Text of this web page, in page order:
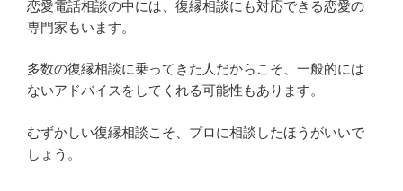
恋愛電話相談の中には、復縁相談にも対応できる恋愛の
専門家もいます。
多数の復縁相談に乗ってきた人だからこそ、一般的には
ないアドバイスをしてくれる可能性もあります。
むずかしい復縁相談こそ、プロに相談したほうがいいで
しょう。